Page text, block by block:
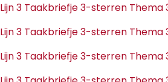
Lijn 3 Taakbriefje 3-sterren Thema
Lijn 3 Taakbriefje 3-sterren Thema
Lijn 3 Taakbriefje 3-sterren Thema